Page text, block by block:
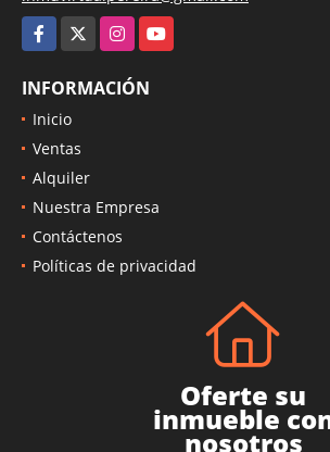
Facebook
InstagramYouTube
INFORMACIÓN
Inicio
Ventas
Alquiler
Nuestra Empresa
Contáctenos
Políticas de privacidad
Oferte su
inmueble
nosotros